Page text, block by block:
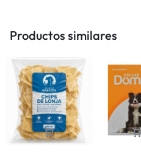
Productos similares